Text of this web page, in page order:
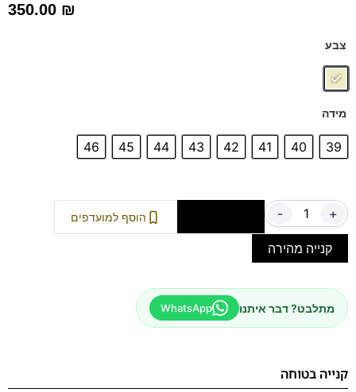
350.00 ₪
צבע
מידה
39
40
41
42
43
44
45
46
- + הוסף למועדפים
קנייה מהירה
מתלבט? דבר איתנו WhatsApp
קנייה בטוחה